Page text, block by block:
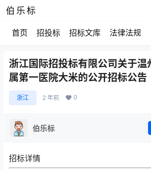
伯乐标
首页 招投标 招标文库 法律法规
浙江国际招投标有限公司关于温
属第一医院大米的公开招标公告
浙江 2 年前 0
伯乐标
招标详情